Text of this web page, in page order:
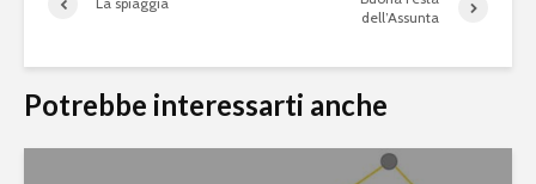
dell’Assunta
Potrebbe interessarti anche